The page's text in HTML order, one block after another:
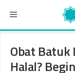
content
Menu
Obat Batuk
Halal?